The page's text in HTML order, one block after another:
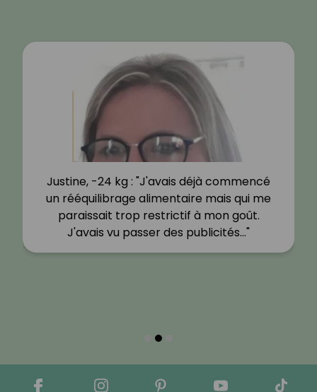
Justine, -24 kg : "J'avais déjà commencé
un rééquilibrage alimentaire mais qui me
paraissait trop restrictif à mon goût.
J'avais vu passer des publicités…"